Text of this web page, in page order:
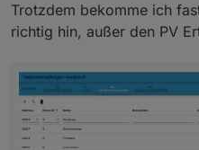
Trotzdem bekomme ich
richtig hin, außer den PV